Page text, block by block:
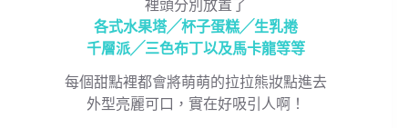
裡頭分別放置了
各式水果塔╱杯子蛋糕╱生乳捲
千層派╱三色布丁以及馬卡龍等等
每個甜點裡都會將萌萌的拉拉熊妝點進去
外型亮麗可口，實在好吸引人啊！